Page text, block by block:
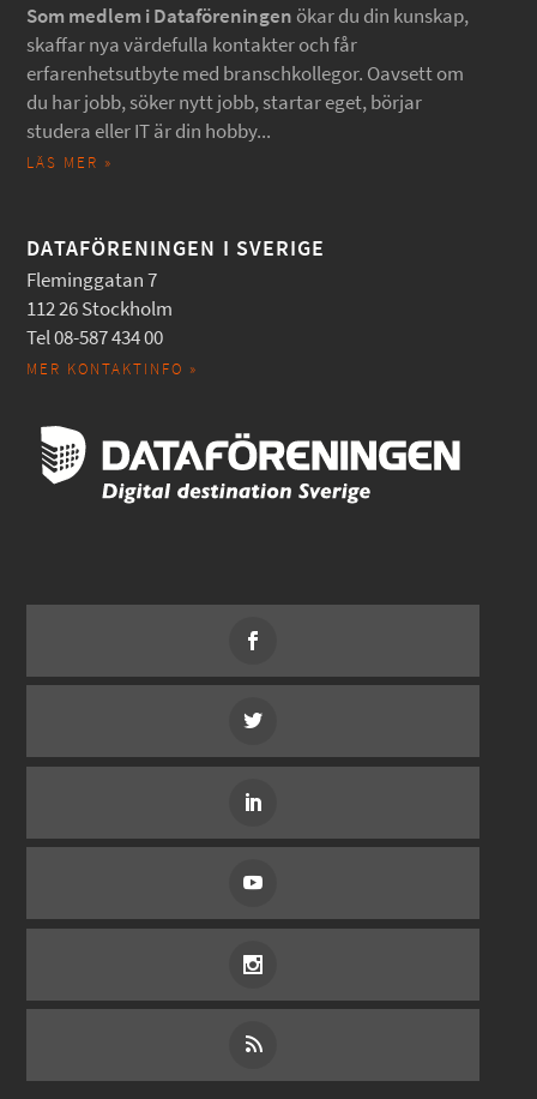
Som medlem i Dataföreningen ökar du din kunskap,
skaffar nya värdefulla kontakter och får
erfarenhetsutbyte med branschkollegor. Oavsett om
du har jobb, söker nytt jobb, startar eget, börjar
studera eller IT är din hobby...
LÄS MER »
DATAFÖRENINGEN I SVERIGE
Fleminggatan 7
112 26 Stockholm
Tel 08-587 434 00
MER KONTAKTINFO »